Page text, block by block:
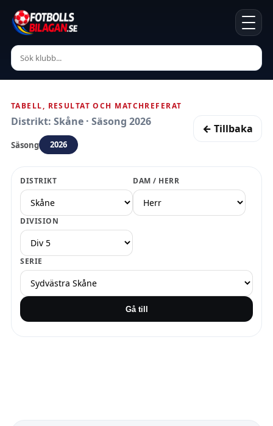
TABELL, RESULTAT OCH MATCHREFERAT
Distrikt: Skåne · Säsong 2026
Säsong 2026
← Tillbaka
DISTRIKT DAM / HERR
DIVISION
SERIE
Gå till